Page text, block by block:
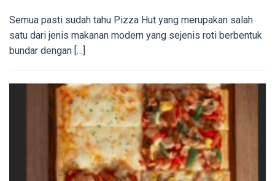
Semua pasti sudah tahu Pizza Hut yang merupakan salah
satu dari jenis makanan modern yang sejenis roti berbentuk
bundar dengan […]